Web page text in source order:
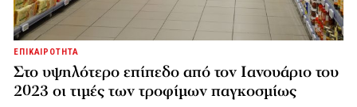
ΕΠΙΚΑΙΡΟΤΗΤΑ
Στο υψηλότερο επίπεδο από τον Ιανουάριο του
2023 οι τιμές των τροφίμων παγκοσμίως